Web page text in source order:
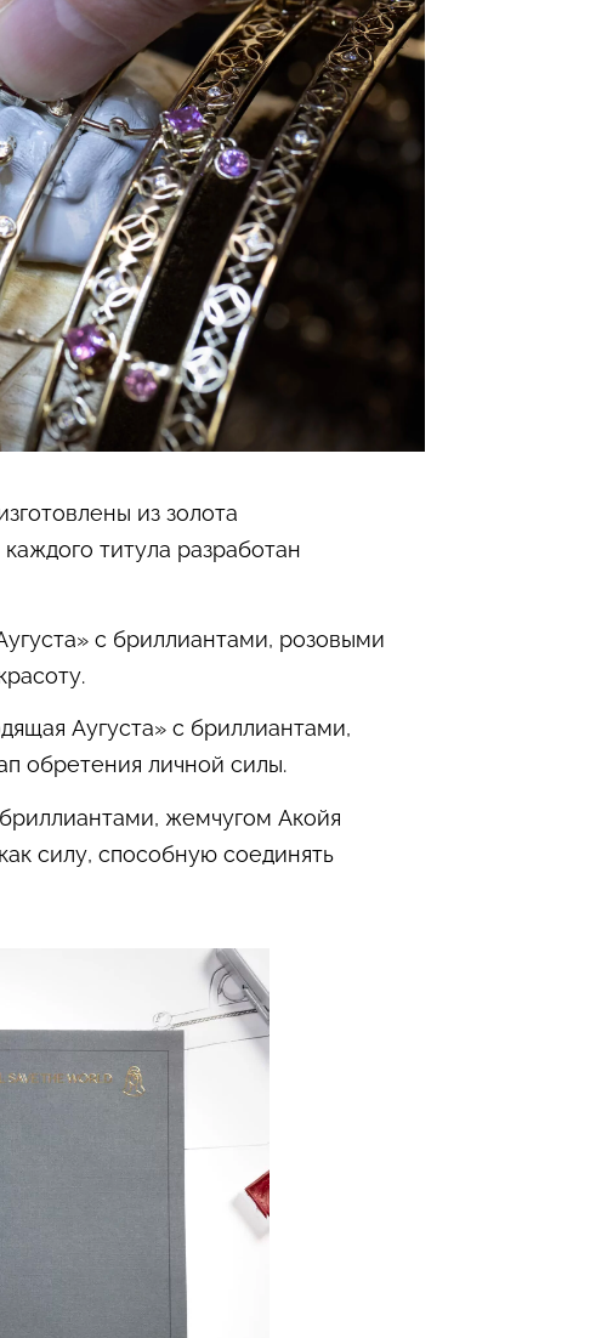
из золота
титула разработан
с бриллиантами, розовыми
Аугуста» с бриллиантами,
обретения личной силы.
жемчугом Акойя
силу, способную соединять